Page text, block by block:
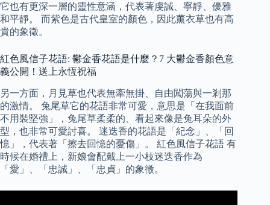
它也有更深一層的靈性意涵，代表著虔誠、寧靜、優雅
和平靜。 而紫色是古代皇室的顏色，因此薰衣草也有高
貴的象徵。
紅色風信子花語: 鬱金香花語是什麼？7 大鬱金香顏色意
義公開！送上永恆祝福
另一方面，月見草也代表無牽無掛、自由闖蕩與一剎那
的激情。 兔尾草它的花語非常可愛，意思是「在我面前
不用裝堅強」，兔尾草柔柔的、看起來像是兔耳朵的外
型，也非常可愛討喜。 迷迭香的花語是「紀念」、「回
憶」，代表著「擦去回憶的憂傷」。 紅色風信子花語 有
時候在婚禮上，新娘會配戴上一小枝迷迭香作為
「愛」、「忠誠」、「忠貞」的象徵。